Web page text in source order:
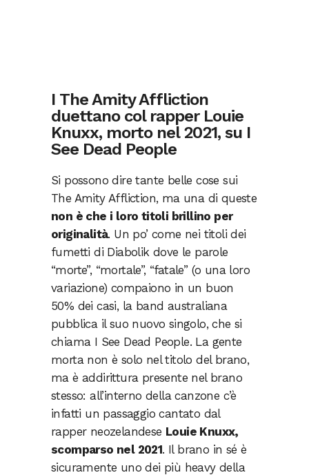
I The Amity Affliction
duettano col rapper Louie
Knuxx, morto nel 2021, su I
See Dead People
Si possono dire tante belle cose sui
The Amity Affliction, ma una di queste
non è che i loro titoli brillino per
originalità. Un po’ come nei titoli dei
fumetti di Diabolik dove le parole
“morte”, “mortale”, “fatale” (o una loro
variazione) compaiono in un buon
50% dei casi, la band australiana
pubblica il suo nuovo singolo, che si
chiama I See Dead People. La gente
morta non è solo nel titolo del brano,
ma è addirittura presente nel brano
stesso: all’interno della canzone c’è
infatti un passaggio cantato dal
rapper neozelandese Louie Knuxx,
scomparso nel 2021. Il brano in sé è
sicuramente uno dei più heavy della